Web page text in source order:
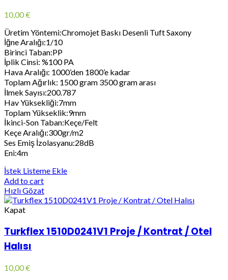
10,00€
Üretim Yöntemi:Chromojet Baskı Desenli Tuft Saxony
İğne Aralığı:1/10
Birinci Taban:PP
İplik Cinsi: %100 PA
Hava Aralığı: 1000’den 1800’e kadar
Toplam Ağırlık: 1500 gram 3500 gram arası
İlmek Sayısı:200.787
Hav Yüksekliği:7mm
Toplam Yükseklik:9mm
İkinci-Son Taban:Keçe/Felt
Keçe Aralığı:300gr/m2
Ses Emiş İzolasyanu:28dB
Eni:4m
İstek Listeme Ekle
Add to cart
Hızlı Gözat
Kapat
Turkflex 1510D0241V1 Proje / Kontrat / Otel
Halısı
10,00€